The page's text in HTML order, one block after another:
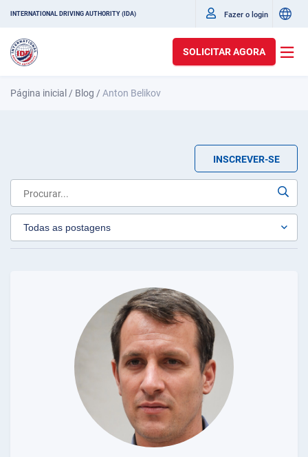
INTERNATIONAL DRIVING AUTHORITY (IDA) Fazer o login
SOLICITAR AGORA
Página inicial / Blog /Anton Belikov
INSCREVER-SE